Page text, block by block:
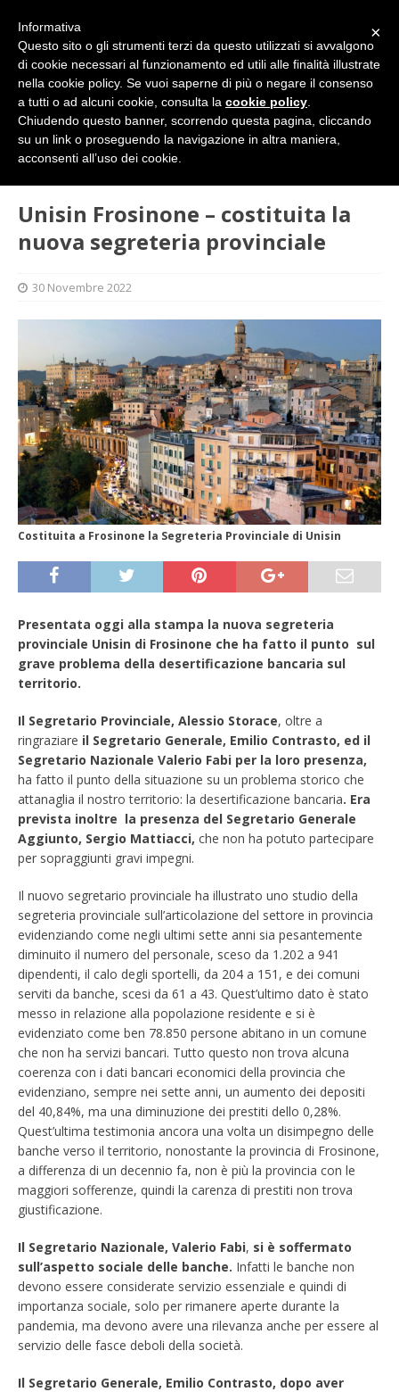
SINDACATO
Unisin Frosinone – costituita la
nuova segreteria provinciale
Unisin Frosinone – costituita la
nuova segreteria provinciale
30 Novembre 2022
Costituita a Frosinone la Segreteria Provinciale di Unisin
Presentata oggi alla stampa la nuova segreteria
provinciale Unisin di Frosinone che ha fatto il punto sul
grave problema della desertificazione bancaria sul
territorio.
Il Segretario Provinciale, Alessio Storace, oltre a
ringraziare il Segretario Generale, Emilio Contrasto, ed il
Segretario Nazionale Valerio Fabi per la loro presenza,
ha fatto il punto della situazione su un problema storico che
attanaglia il nostro territorio: la desertificazione bancaria. Era
prevista inoltre la presenza del Segretario Generale
Aggiunto, Sergio Mattiacci, che non ha potuto partecipare
per sopraggiunti gravi impegni.
Il nuovo segretario provinciale ha illustrato uno studio della
segreteria provinciale sull’articolazione del settore in provincia
evidenziando come negli ultimi sette anni sia pesantemente
diminuito il numero del personale, sceso da 1.202 a 941
dipendenti, il calo degli sportelli, da 204 a 151, e dei comuni
serviti da banche, scesi da 61 a 43. Quest’ultimo dato è stato
messo in relazione alla popolazione residente e si è
evidenziato come ben 78.850 persone abitano in un comune
che non ha servizi bancari. Tutto questo non trova alcuna
coerenza con i dati bancari economici della provincia che
evidenziano, sempre nei sette anni, un aumento dei depositi
del 40,84%, ma una diminuzione dei prestiti dello 0,28%.
Quest’ultima testimonia ancora una volta un disimpegno delle
banche verso il territorio, nonostante la provincia di Frosinone,
a differenza di un decennio fa, non è più la provincia con le
maggiori sofferenze, quindi la carenza di prestiti non trova
giustificazione.
Il Segretario Nazionale, Valerio Fabi, si è soffermato
sull’aspetto sociale delle banche. Infatti le banche non
devono essere considerate servizio essenziale e quindi di
importanza sociale, solo per rimanere aperte durante la
pandemia, ma devono avere una rilevanza anche per essere al
servizio delle fasce deboli della società.
Il Segretario Generale, Emilio Contrasto, dopo aver
×
Informativa
Questo sito o gli strumenti terzi da questo utilizzati si avvalgono
di cookie necessari al funzionamento ed utili alle finalità illustrate
nella cookie policy. Se vuoi saperne di più o negare il consenso
a tutti o ad alcuni cookie, consulta la cookie policy
Chiudendo questo banner, scorrendo questa pagina, cliccando
su un link o proseguendo la navigazione in altra maniera,
acconsenti all’uso dei cookie.